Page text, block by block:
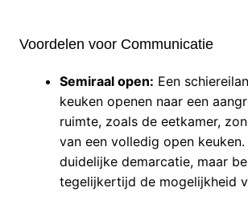
Voordelen voor Communicatie
Semiraal open: Een
keuken openen naar een
ruimte, zoals de eetkamer,
van een volledig open
duidelijke demarcatie, maar
tegelijkertijd de mogelijkheid